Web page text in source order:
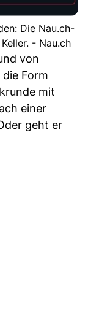
Die Nau.ch-
- Nau.ch
von
Form
mit
einer
geht er